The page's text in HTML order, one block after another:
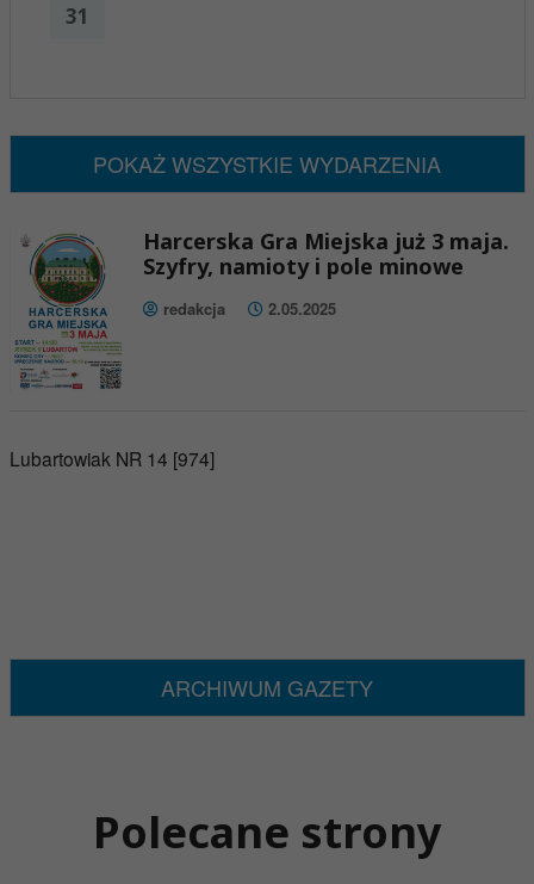
31
POKAŻ WSZYSTKIE WYDARZENIA
Harcerska Gra Miejska już 3 maja.
Szyfry, namioty i pole minowe
redakcja 2.05.2025
Lubartowiak NR 14 [974]
ARCHIWUM GAZETY
Polecane strony